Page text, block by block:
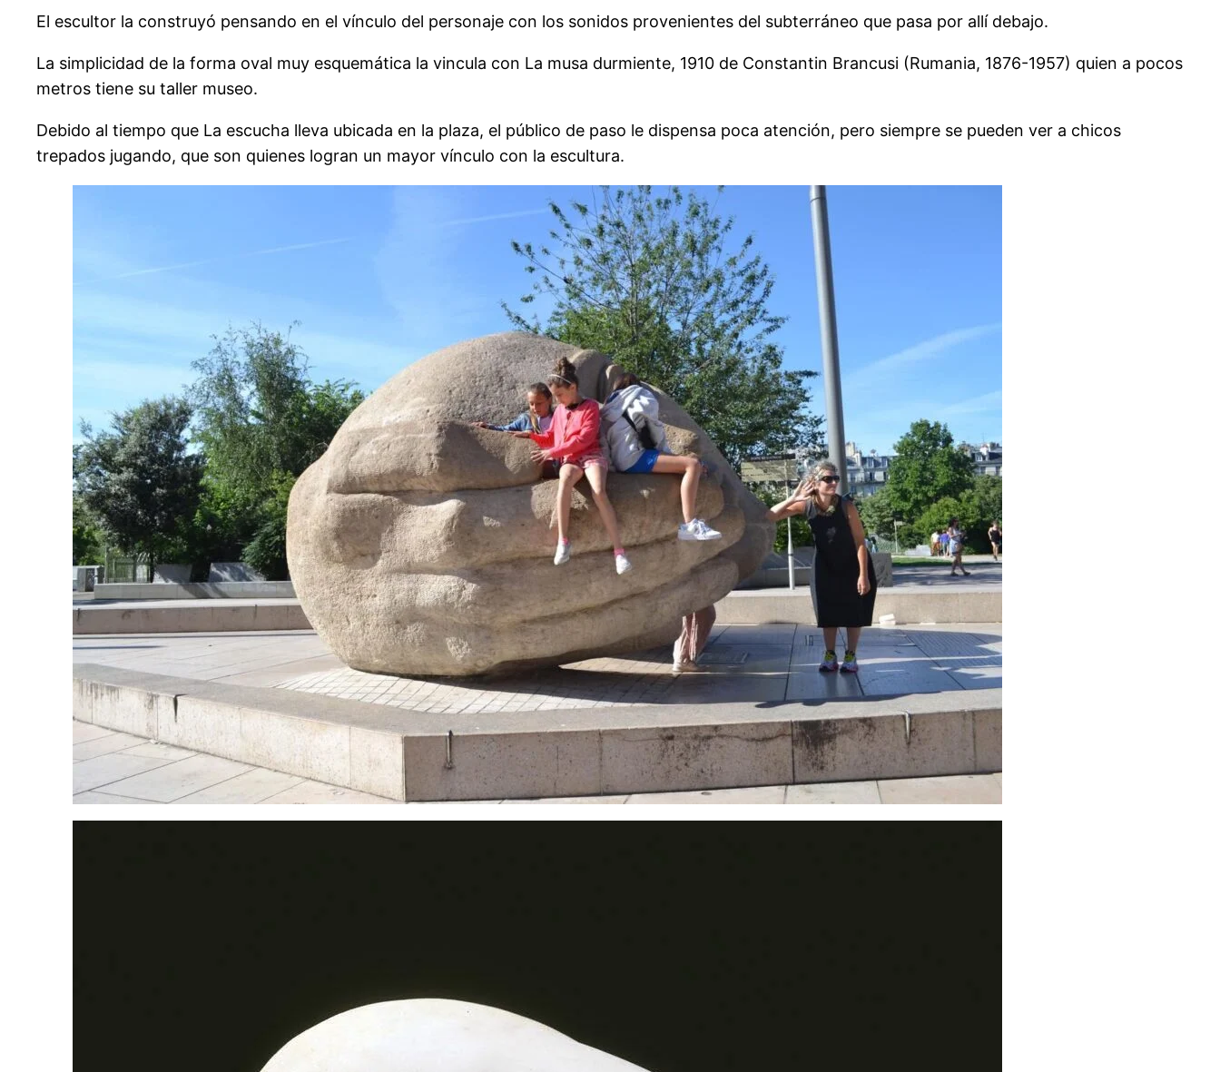
El escultor la construyó pensando en el vínculo del personaje con los sonidos provenientes del subterráneo que pasa por allí debajo.
La simplicidad de la forma oval muy esquemática la vincula con La musa durmiente, 1910 de Constantin Brancusi (Rumania, 1876-1957) quien a pocos
metros tiene su taller museo.
Debido al tiempo que La escucha lleva ubicada en la plaza, el público de paso le dispensa poca atención, pero siempre se pueden ver a chicos
trepados jugando, que son quienes logran un mayor vínculo con la escultura.